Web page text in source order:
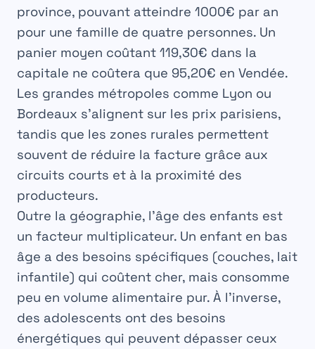
province, pouvant atteindre 1000€ par an
pour une famille de quatre personnes. Un
panier moyen coûtant 119,30€ dans la
capitale ne coûtera que 95,20€ en Vendée.
Les grandes métropoles comme Lyon ou
Bordeaux s’alignent sur les prix parisiens,
tandis que les zones rurales permettent
souvent de réduire la facture grâce aux
circuits courts et à la proximité des
producteurs.
Outre la géographie, l’âge des enfants est
un facteur multiplicateur. Un enfant en bas
âge a des besoins spécifiques (couches, lait
infantile) qui coûtent cher, mais consomme
peu en volume alimentaire pur. À l’inverse,
des adolescents ont des besoins
énergétiques qui peuvent dépasser ceux